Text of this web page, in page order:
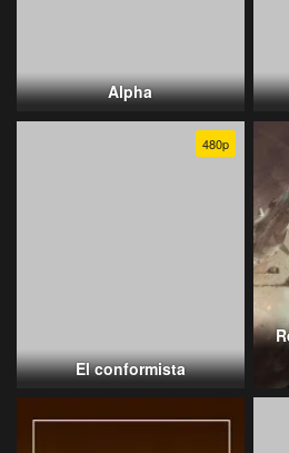
Alpha
480p
El conformista